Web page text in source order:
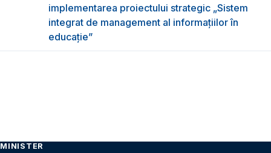
implementarea proiectului strategic „Sistem
integrat de management al informațiilor în
educație”
MINISTER